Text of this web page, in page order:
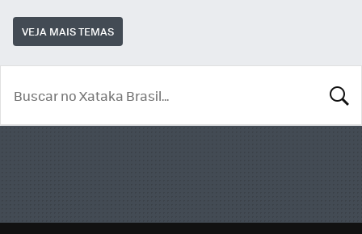
VEJA MAIS TEMAS